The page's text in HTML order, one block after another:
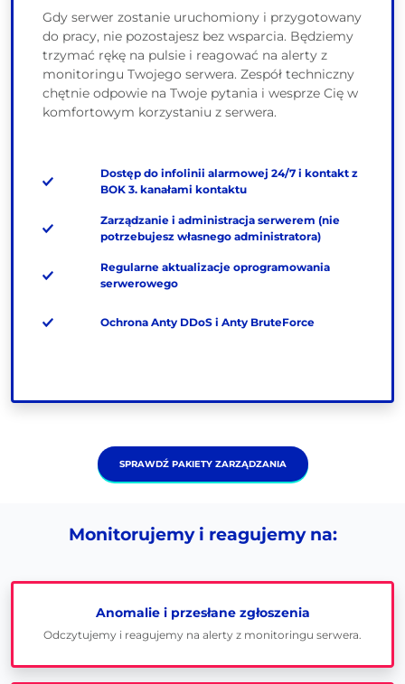
Gdy serwer zostanie uruchomiony i przygotowany
do pracy, nie pozostajesz bez wsparcia. Będziemy
trzymać rękę na pulsie i reagować na alerty z
monitoringu Twojego serwera. Zespół techniczny
chętnie odpowie na Twoje pytania i wesprze Cię w
komfortowym korzystaniu z serwera.
Dostęp do infolinii alarmowej 24/7 i kontakt z
BOK 3. kanałami kontaktu
Zarządzanie i administracja serwerem (nie
potrzebujesz własnego administratora)
Regularne aktualizacje oprogramowania
serwerowego
Ochrona Anty DDoS i Anty BruteForce
SPRAWDŹ PAKIETY ZARZĄDZANIA
Monitorujemy i reagujemy na:
Anomalie i przesłane zgłoszenia
Odczytujemy i reagujemy na alerty z monitoringu serwera.